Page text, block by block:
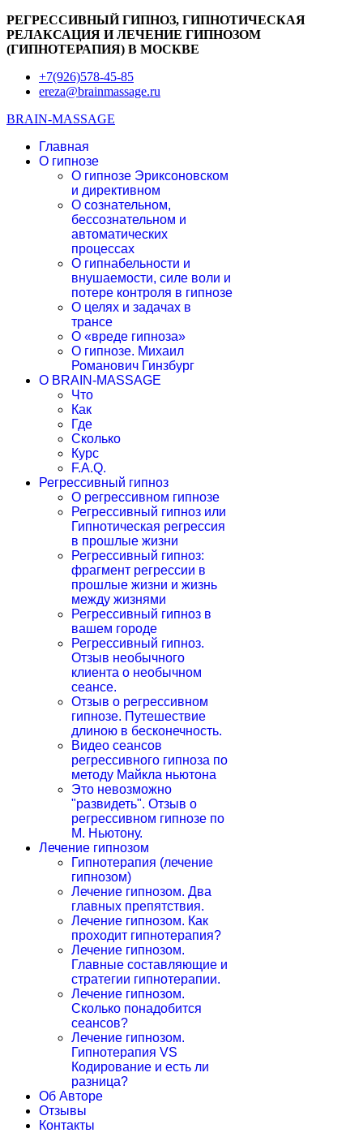
РЕГРЕССИВНЫЙ ГИПНОЗ, ГИПНОТИЧЕСКАЯ
РЕЛАКСАЦИЯ И ЛЕЧЕНИЕ ГИПНОЗОМ
(ГИПНОТЕРАПИЯ) В МОСКВЕ
+7(926)578-45-85
ereza@brainmassage.ru
BRAIN-MASSAGE
Главная
О гипнозе
О гипнозе Эриксоновском
и директивном
О сознательном,
бессознательном и
автоматических
процессах
О гипнабельности и
внушаемости, силе воли и
потере контроля в гипнозе
О целях и задачах в
трансе
О «вреде гипноза»
О гипнозе. Михаил
Романович Гинзбург
О BRAIN-MASSAGE
Что
Как
Где
Сколько
Курс
F.A.Q.
Регрессивный гипноз
О регрессивном гипнозе
Регрессивный гипноз или
Гипнотическая регрессия
в прошлые жизни
Регрессивный гипноз:
фрагмент регрессии в
прошлые жизни и жизнь
между жизнями
Регрессивный гипноз в
вашем городе
Регрессивный гипноз.
Отзыв необычного
клиента о необычном
сеансе.
Отзыв о регрессивном
гипнозе. Путешествие
длиною в бесконечность.
Видео сеансов
регрессивного гипноза по
методу Майкла ньютона
Это невозможно
"развидеть". Отзыв о
регрессивном гипнозе по
М. Ньютону.
Лечение гипнозом
Гипнотерапия (лечение
гипнозом)
Лечение гипнозом. Два
главных препятствия.
Лечение гипнозом. Как
проходит гипнотерапия?
Лечение гипнозом.
Главные составляющие и
стратегии гипнотерапии.
Лечение гипнозом.
Сколько понадобится
сеансов?
Лечение гипнозом.
Гипнотерапия VS
Кодирование и есть ли
разница?
Об Авторе
Отзывы
Контакты